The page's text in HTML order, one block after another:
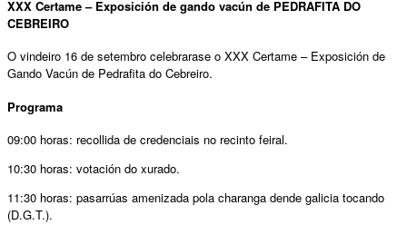
XXX Certame – Exposición de gando vacún de PEDRAFITA DO
CEBREIRO
O vindeiro 16 de setembro celebrarase o XXX Certame – Exposición de
Gando Vacún de Pedrafita do Cebreiro.
Programa
09:00 horas: recollida de credenciais no recinto feiral.
10:30 horas: votación do xurado.
11:30 horas: pasarrúas amenizada pola charanga dende galicia tocando
(D.G.T.).